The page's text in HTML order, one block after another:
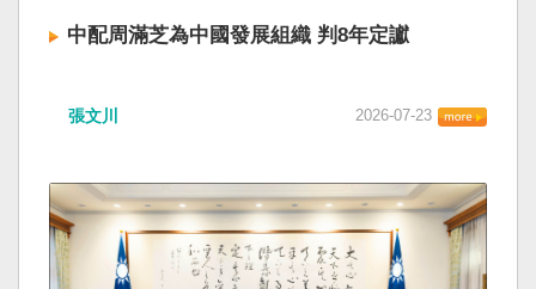
中配周滿芝為中國發展組織 判8年定讞
張文川 2026-07-23